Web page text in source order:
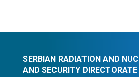
SERBIAN RADIATION AND
AND SECURITY DIRECTORATE